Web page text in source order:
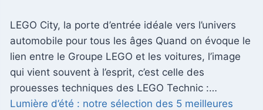
LEGO City, la porte d’entrée idéale vers l’univers
automobile pour tous les âges Quand on évoque le
lien entre le Groupe LEGO et les voitures, l’image
qui vient souvent à l’esprit, c’est celle des
prouesses techniques des LEGO Technic :…
Lumière d’été : notre sélection des 5 meilleures